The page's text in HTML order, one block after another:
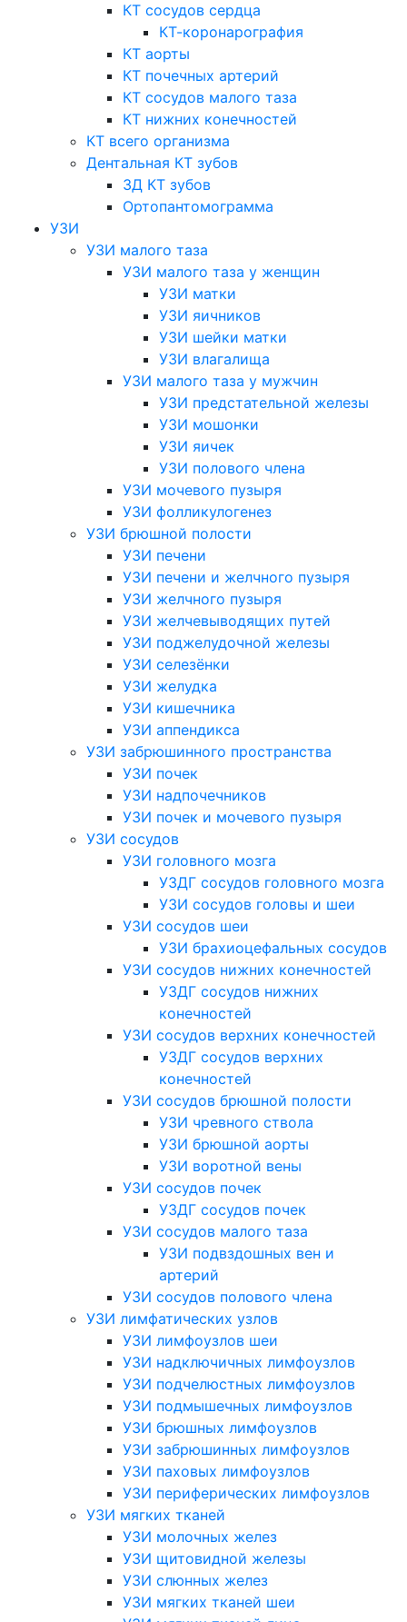
КТ сосудов сердца
КТ-коронарография
КТ аорты
КТ почечных артерий
КТ сосудов малого таза
КТ нижних конечностей
КТ всего организма
Дентальная КТ зубов
3Д КТ зубов
Ортопантомограмма
УЗИ
УЗИ малого таза
УЗИ малого таза у женщин
УЗИ матки
УЗИ яичников
УЗИ шейки матки
УЗИ влагалища
УЗИ малого таза у мужчин
УЗИ предстательной железы
УЗИ мошонки
УЗИ яичек
УЗИ полового члена
УЗИ мочевого пузыря
УЗИ фолликулогенез
УЗИ брюшной полости
УЗИ печени
УЗИ печени и желчного пузыря
УЗИ желчного пузыря
УЗИ желчевыводящих путей
УЗИ поджелудочной железы
УЗИ селезёнки
УЗИ желудка
УЗИ кишечника
УЗИ аппендикса
УЗИ забрюшинного пространства
УЗИ почек
УЗИ надпочечников
УЗИ почек и мочевого пузыря
УЗИ сосудов
УЗИ головного мозга
УЗДГ сосудов головного мозга
УЗИ сосудов головы и шеи
УЗИ сосудов шеи
УЗИ брахиоцефальных сосудов
УЗИ сосудов нижних конечностей
УЗДГ сосудов нижних
конечностей
УЗИ сосудов верхних конечностей
УЗДГ сосудов верхних
конечностей
УЗИ сосудов брюшной полости
УЗИ чревного ствола
УЗИ брюшной аорты
УЗИ воротной вены
УЗИ сосудов почек
УЗДГ сосудов почек
УЗИ сосудов малого таза
УЗИ подвздошных вен и
артерий
УЗИ сосудов полового члена
УЗИ лимфатических узлов
УЗИ лимфоузлов шеи
УЗИ надключичных лимфоузлов
УЗИ подчелюстных лимфоузлов
УЗИ подмышечных лимфоузлов
УЗИ брюшных лимфоузлов
УЗИ забрюшинных лимфоузлов
УЗИ паховых лимфоузлов
УЗИ периферических лимфоузлов
УЗИ мягких тканей
УЗИ молочных желез
УЗИ щитовидной железы
УЗИ слюнных желез
УЗИ мягких тканей шеи